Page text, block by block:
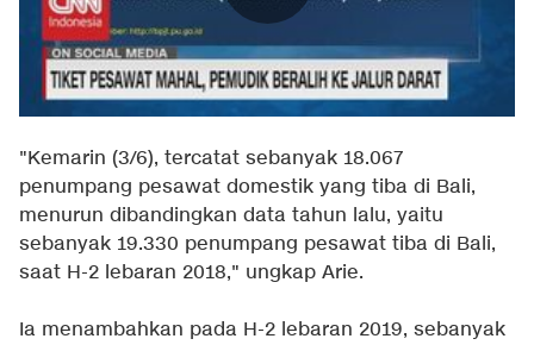
"Kemarin (3/6), tercatat sebanyak 18.067
penumpang pesawat domestik yang tiba di Bali,
menurun dibandingkan data tahun lalu, yaitu
sebanyak 19.330 penumpang pesawat tiba di Bali,
saat H-2 lebaran 2018," ungkap Arie.
Ia menambahkan pada H-2 lebaran 2019, sebanyak